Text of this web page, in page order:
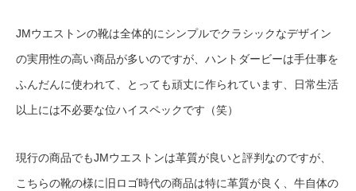
JMウエストンの靴は全体的にシンプルでクラシックなデザイン
の実用性の高い商品が多いのですが、ハントダービーは手仕事を
ふんだんに使われて、とっても頑丈に作られています、日常生活
以上には不必要な位ハイスペックです（笑）
現行の商品でもJMウエストンは革質が良いと評判なのですが、
こちらの靴の様に旧ロゴ時代の商品は特に革質が良く、牛自体の